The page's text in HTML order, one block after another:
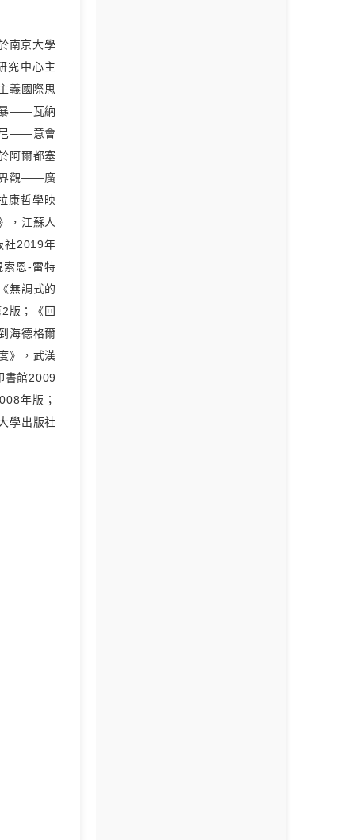
南京大學
究中心主
義國際思
暴——瓦納
尼——意會
阿爾都塞
界觀——廣
康哲學映
，江蘇人
社2019年
索恩-雷特
無調式的
版；《回
海德格爾
》，武漢
書館2009
年版；
學出版社